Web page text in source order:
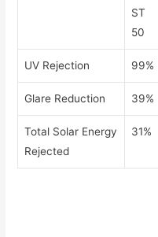
ST
50
UV Rejection 99%
Glare Reduction 39%
Total Solar Energy
Rejected
31%